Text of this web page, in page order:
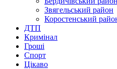
Звягельський район
Коростенський
ДТП
Кримінал
Гроші
Спорт
Цікаво